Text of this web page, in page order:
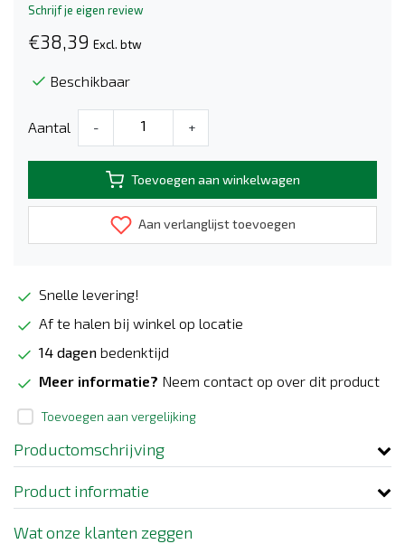
Schrijf je eigen review
€38,39 Excl. btw
Beschikbaar
Aantal - +
Toevoegen aan winkelwagen
Aan verlanglijst toevoegen
Snelle levering!
Af te halen bij winkel op locatie
14 dagen bedenktijd
Meer informatie? Neem contact op over dit product
Toevoegen aan vergelijking
Productomschrijving
Product informatie
Wat onze klanten zeggen